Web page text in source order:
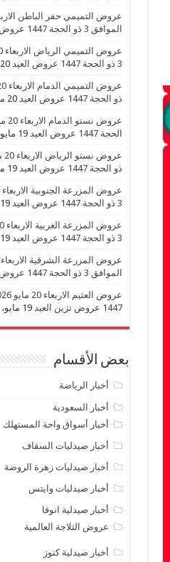
الموافق 3 ذو الحجة 1447 عروض العيد
3 ذو الحجة 1447 عروض العيد
20 مايو، 2026
ذو الحجة 1447 عروض العيد
20 مايو، 2026
الحجة 1447 عروض العيد
19 مايو، 2026
ذو الحجة 1447 عروض العيد
19 مايو، 2026
3 ذو الحجة 1447 عروض العيد
19 مايو، 2026
3 ذو الحجة 1447 عروض العيد
19 مايو، 2026
الموافق 3 ذو الحجة 1447 عروض العيد
1447 عروض تزين العيد
19 مايو، 2026
بعض الأقسام
أخبار الرياضة
أخبار السعودية
أخبار أسواق واحة المستهلك
أخبار صيدليات السقاف
أخبار صيدليات زهرة الروضة
أخبار صيدليات وايتس
أخبار صيدلية انوفا
عروض الثلاجة العالمية
أخبار صيدلية كنوز